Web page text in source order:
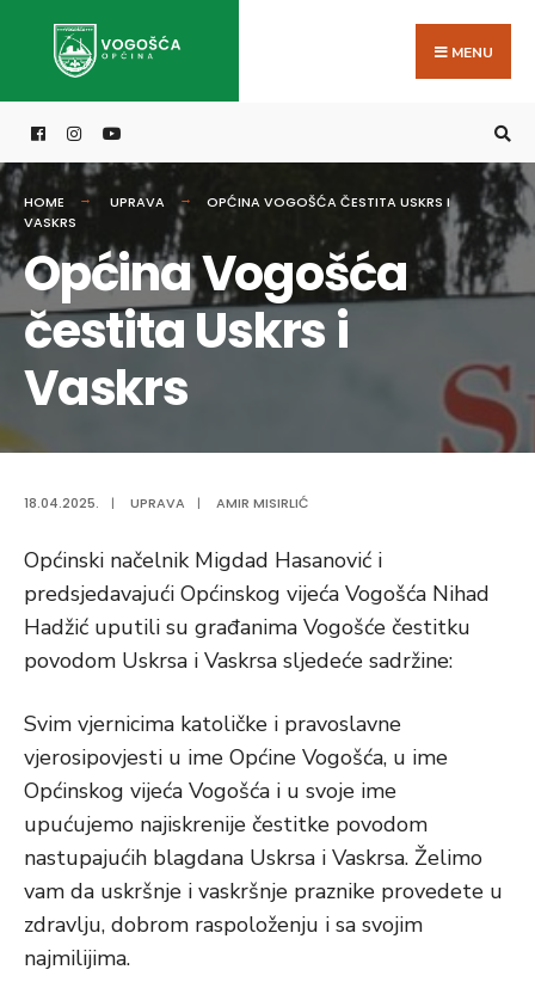
MENU
HOME UPRAVA
OPĆINA VOGOŠĆA ČESTITA USKRS I
VASKRS
Općina Vogošća
čestita Uskrs i
Vaskrs
18.04.2025. | UPRAVA | AMIR MISIRLIĆ
Općinski načelnik Migdad Hasanović i
predsjedavajući Općinskog vijeća Vogošća Nihad
Hadžić uputili su građanima Vogošće čestitku
povodom Uskrsa i Vaskrsa sljedeće sadržine:
Svim vjernicima katoličke i pravoslavne
vjerosipovjesti u ime Općine Vogošća, u ime
Općinskog vijeća Vogošća i u svoje ime
upućujemo najiskrenije čestitke povodom
nastupajućih blagdana Uskrsa i Vaskrsa. Želimo
vam da uskršnje i vaskršnje praznike provedete u
zdravlju, dobrom raspoloženju i sa svojim
najmilijima.
for: